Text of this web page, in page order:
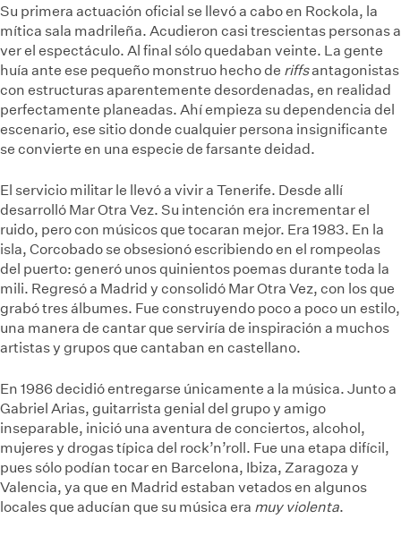
Su primera actuación oficial se llevó a cabo en Rockola, la
mítica sala madrileña. Acudieron casi trescientas personas a
ver el espectáculo. Al final sólo quedaban veinte. La gente
huía ante ese pequeño monstruo hecho de riffsantagonistas
con estructuras aparentemente desordenadas, en realidad
perfectamente planeadas. Ahí empieza su dependencia del
escenario, ese sitio donde cualquier persona insignificante
se convierte en una especie de farsante deidad.
El servicio militar le llevó a vivir a Tenerife. Desde allí
desarrolló Mar Otra Vez. Su intención era incrementar el
ruido, pero con músicos que tocaran mejor. Era 1983. En la
isla, Corcobado se obsesionó escribiendo en el rompeolas
del puerto: generó unos quinientos poemas durante toda la
mili. Regresó a Madrid y consolidó Mar Otra Vez, con los que
grabó tres álbumes. Fue construyendo poco a poco un estilo,
una manera de cantar que serviría de inspiración a muchos
artistas y grupos que cantaban en castellano.
En 1986 decidió entregarse únicamente a la música. Junto a
Gabriel Arias, guitarrista genial del grupo y amigo
inseparable, inició una aventura de conciertos, alcohol,
mujeres y drogas típica del rock’n’roll. Fue una etapa difícil,
pues sólo podían tocar en Barcelona, Ibiza, Zaragoza y
Valencia, ya que en Madrid estaban vetados en algunos
locales que aducían que su música era muy violenta.